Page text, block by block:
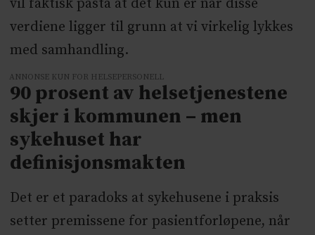
vil faktisk påstå at det kun er når disse
verdiene ligger til grunn at vi virkelig lykkes
med samhandling.
ANNONSE KUN FOR HELSEPERSONELL
90 prosent av helsetjenestene
skjer i kommunen – men
sykehuset har
definisjonsmakten
Det er et paradoks at sykehusene i praksis
setter premissene for pasientforløpene, når